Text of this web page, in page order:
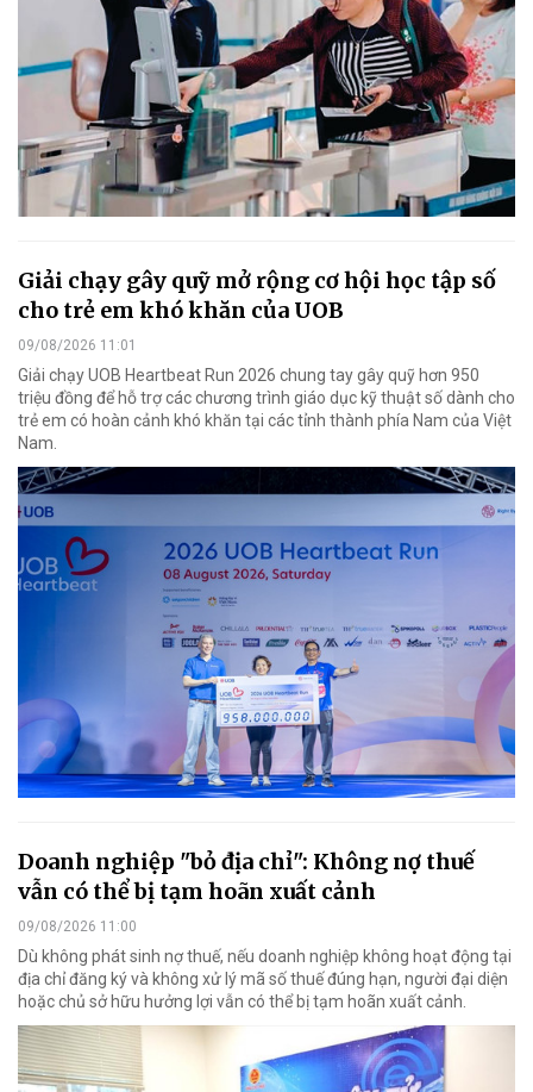
Giải chạy gây quỹ mở rộng cơ hội học tập số
cho trẻ em khó khăn của UOB
09/08/2026 11:01
Giải chạy UOB Heartbeat Run 2026 chung tay gây quỹ hơn 950
triệu đồng để hỗ trợ các chương trình giáo dục kỹ thuật số dành cho
trẻ em có hoàn cảnh khó khăn tại các tỉnh thành phía Nam của Việt
Nam.
Doanh nghiệp "bỏ địa chỉ": Không nợ thuế
vẫn có thể bị tạm hoãn xuất cảnh
09/08/2026 11:00
Dù không phát sinh nợ thuế, nếu doanh nghiệp không hoạt động tại
địa chỉ đăng ký và không xử lý mã số thuế đúng hạn, người đại diện
hoặc chủ sở hữu hưởng lợi vẫn có thể bị tạm hoãn xuất cảnh.